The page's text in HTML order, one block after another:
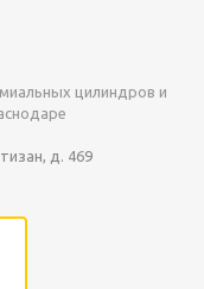
цилиндров и
д. 469